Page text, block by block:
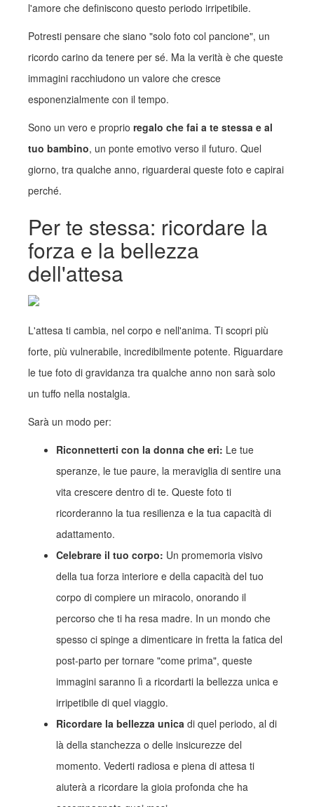
l'amore che definiscono questo periodo irripetibile.
Potresti pensare che siano "solo foto col pancione", un
ricordo carino da tenere per sé. Ma la verità è che queste
immagini racchiudono un valore che cresce
esponenzialmente con il tempo.
Sono un vero e proprio regalo che fai a te stessa e al
tuo bambino, un ponte emotivo verso il futuro. Quel
giorno, tra qualche anno, riguarderai queste foto e capirai
perché.
Per te stessa: ricordare la
forza e la bellezza
dell'attesa
L'attesa ti cambia, nel corpo e nell'anima. Ti scopri più
forte, più vulnerabile, incredibilmente potente. Riguardare
le tue foto di gravidanza tra qualche anno non sarà solo
un tuffo nella nostalgia.
Sarà un modo per:
Riconnetterti con la donna che eri: Le tue
speranze, le tue paure, la meraviglia di sentire una
vita crescere dentro di te. Queste foto ti
ricorderanno la tua resilienza e la tua capacità di
adattamento.
Celebrare il tuo corpo: Un promemoria visivo
della tua forza interiore e della capacità del tuo
corpo di compiere un miracolo, onorando il
percorso che ti ha resa madre. In un mondo che
spesso ci spinge a dimenticare in fretta la fatica del
post-parto per tornare "come prima", queste
immagini saranno lì a ricordarti la bellezza unica e
irripetibile di quel viaggio.
Ricordare la bellezza unica di quel periodo, al di
là della stanchezza o delle insicurezze del
momento. Vederti radiosa e piena di attesa ti
aiuterà a ricordare la gioia profonda che ha